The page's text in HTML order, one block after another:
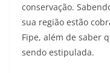
conservação.
sua região estão
Fipe, além de saber
sendo estipulada.